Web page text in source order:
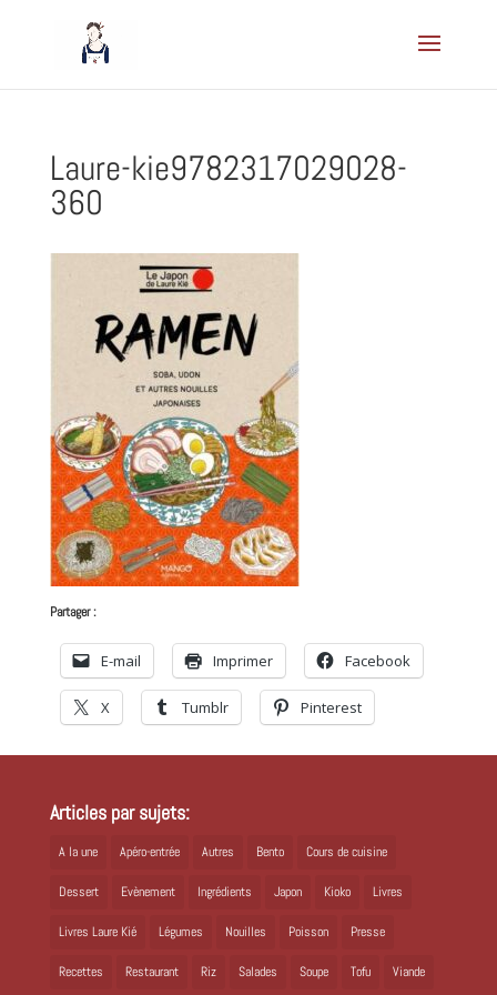
Laure-kie9782317029028-
360
Partager :
E-mail Imprimer Facebook
X Tumblr Pinterest
Articles par sujets:
A la une Apéro-entrée Autres Bento Cours de cuisine
Dessert Evènement Ingrédients Japon Kioko Livres
Livres Laure Kié Légumes Nouilles Poisson Presse
Recettes Restaurant Riz Salades Soupe Tofu Viande